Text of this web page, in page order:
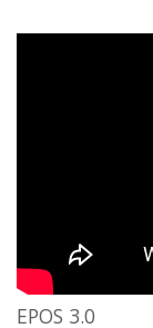
EPOS 3.0